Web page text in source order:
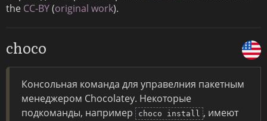
the CC-BY(original work).
choco
Консольная команда для управелния пакетным
менеджером Chocolatey. Некоторые
подкоманды, например
choco install , имеют